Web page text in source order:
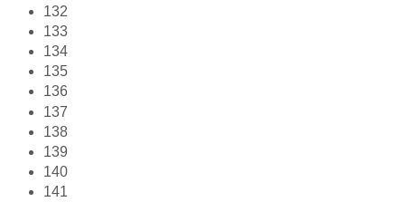
132
133
134
135
136
137
138
139
140
141